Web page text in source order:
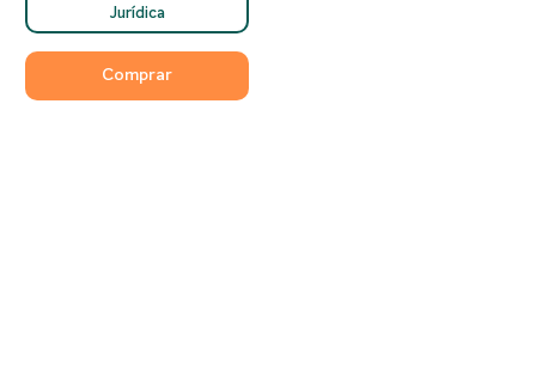
Jurídica
Comprar